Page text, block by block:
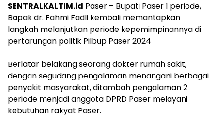
SENTRALKALTIM.id Paser – Bupati Paser 1 periode,
Bapak dr. Fahmi Fadli kembali memantapkan
langkah melanjutkan periode kepemimpinannya di
pertarungan politik Pilbup Paser 2024
Berlatar belakang seorang dokter rumah sakit,
dengan segudang pengalaman menangani berbagai
penyakit masyarakat, ditambah pengalaman 2
periode menjadi anggota DPRD Paser melayani
kebutuhan rakyat Paser.